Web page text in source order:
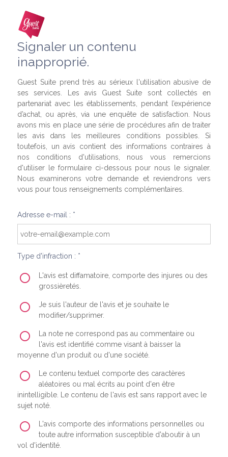
Signaler un contenu
inapproprié.
Guest Suite prend très au sérieux l'utilisation abusive de
ses services. Les avis Guest Suite sont collectés en
partenariat avec les établissements, pendant l’expérience
d’achat, ou après, via une enquête de satisfaction. Nous
avons mis en place une série de procédures afin de traiter
les avis dans les meilleures conditions possibles. Si
toutefois, un avis contient des informations contraires à
nos conditions d'utilisations, nous vous remercions
d'utiliser le formulaire ci-dessous pour nous le signaler.
Nous examinerons votre demande et reviendrons vers
vous pour tous renseignements complémentaires.
Adresse e-mail : *
Type d'infraction : *
L'avis est diffamatoire, comporte des injures ou des
grossièretés.
Je suis l'auteur de l'avis et je souhaite le
modifier/supprimer.
La note ne correspond pas au commentaire ou
l'avis est identifié comme visant à baisser la
moyenne d'un produit ou d'une société.
Le contenu textuel comporte des caractères
aléatoires ou mal écrits au point d'en être
inintelligible. Le contenu de l'avis est sans rapport avec le
sujet noté.
L'avis comporte des informations personnelles ou
toute autre information susceptible d'aboutir à un
vol d'identité.